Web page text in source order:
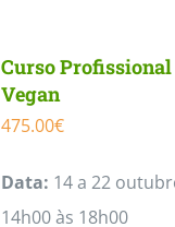
Curso
Vegan
475.00€
Data: 14 a 22
14h00 às 18h00